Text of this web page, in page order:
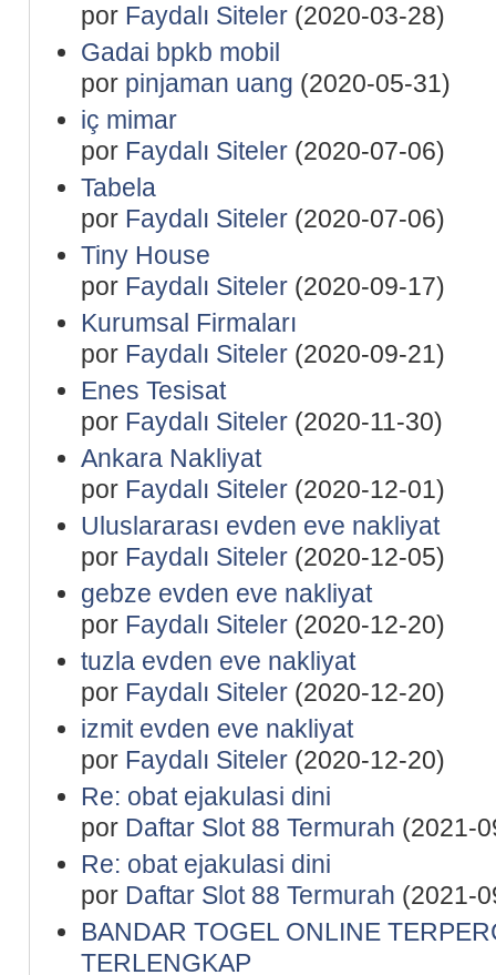
por Faydalı Siteler(2020-03-28)
Gadai bpkb mobil
por pinjaman uang (2020-05-31)
iç mimar
por Faydalı Siteler(2020-07-06)
Tabela
por Faydalı Siteler(2020-07-06)
Tiny House
por Faydalı Siteler(2020-09-17)
Kurumsal Firmaları
por Faydalı Siteler(2020-09-21)
Enes Tesisat
por Faydalı Siteler(2020-11-30)
Ankara Nakliyat
por Faydalı Siteler(2020-12-01)
Uluslararası evden eve nakliyat
por Faydalı Siteler(2020-12-05)
gebze evden eve nakliyat
por Faydalı Siteler(2020-12-20)
tuzla evden eve nakliyat
por Faydalı Siteler(2020-12-20)
izmit evden eve nakliyat
por Faydalı Siteler(2020-12-20)
Re: obat ejakulasi dini
por Daftar Slot 88 Termurah (2021-
Re: obat ejakulasi dini
por Daftar Slot 88 Termurah (2021-
BANDAR TOGEL ONLINE
TERLENGKAP